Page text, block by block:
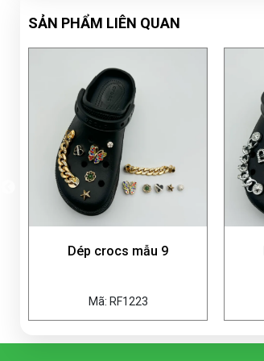
SẢN PHẨM LIÊN QUAN
Dép crocs mẫu 9
Mã: RF1223